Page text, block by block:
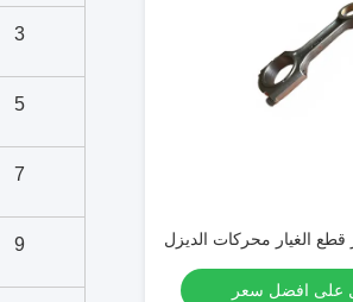
قطع الغيار محركات الديزل
على افضل سعر
3
5
7
9